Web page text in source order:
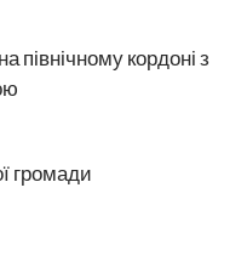
північному кордоні з
громади